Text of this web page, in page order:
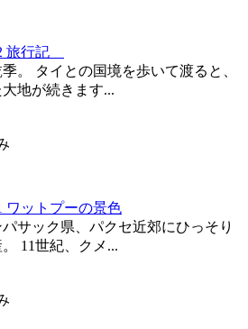
旅行記
。 タイとの国境を歩いて渡ると、
地が続きます...
ワットプーの景色
サック県、パクセ近郊にひっそり
11世紀、クメ...